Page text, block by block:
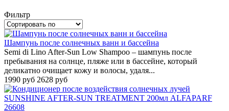
Фильтр
Шампунь после солнечных ванн и бассейна
Semi di Lino After-Sun Low Shampoo – шампунь после
пребывания на солнце, пляже или в бассейне, который
деликатно очищает кожу и волосы, удаля...
1990 руб 2628 руб